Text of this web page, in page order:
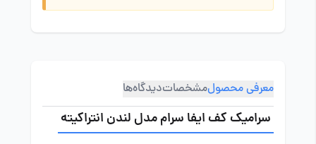
معرفی محصولمشخصاتدیدگاه‌ها
سرامیک کف ایفا سرام مدل لندن انتراکیته